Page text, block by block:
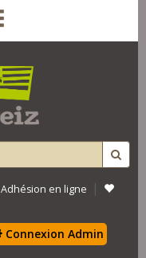
Adhésion en ligne |
Connexion Admin